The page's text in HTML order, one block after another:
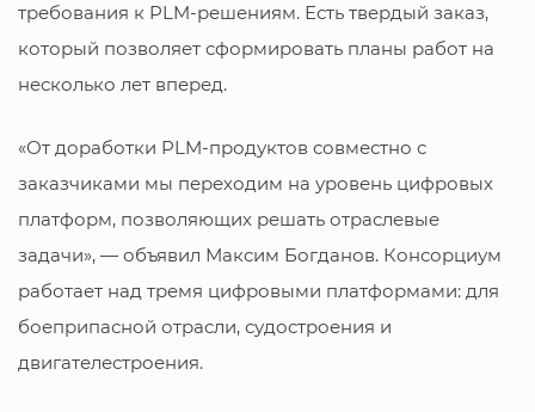
требования к PLM-решениям. Есть твердый заказ,
который позволяет сформировать планы работ на
несколько лет вперед.
«От доработки PLM-продуктов совместно с
заказчиками мы переходим на уровень цифровых
платформ, позволяющих решать отраслевые
задачи», — объявил Максим Богданов. Консорциум
работает над тремя цифровыми платформами: для
боеприпасной отрасли, судостроения и
двигателестроения.